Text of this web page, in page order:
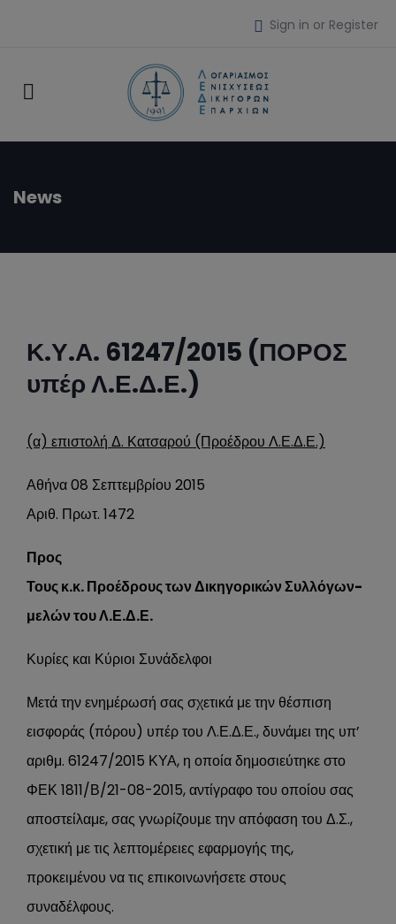
Sign in or Register
News
Κ.Υ.Α. 61247/2015 (ΠΟΡΟΣ
υπέρ Λ.Ε.Δ.Ε.)
(α) επιστολή Δ. Κατσαρού (Προέδρου Λ.Ε.Δ.Ε.)
Αθήνα 08 Σεπτεμβρίου 2015
Αριθ. Πρωτ. 1472
Προς
Τους κ.κ. Προέδρους των Δικηγορικών Συλλόγων-
μελών του Λ.Ε.Δ.Ε.
Κυρίες και Κύριοι Συνάδελφοι
Μετά την ενημέρωσή σας σχετικά με την θέσπιση
εισφοράς (πόρου) υπέρ του Λ.Ε.Δ.Ε., δυνάμει της υπ’
αριθμ. 61247/2015 ΚΥΑ, η οποία δημοσιεύτηκε στο
ΦΕΚ 1811/Β/21-08-2015, αντίγραφο του οποίου σας
αποστείλαμε, σας γνωρίζουμε την απόφαση του Δ.Σ.,
σχετική με τις λεπτομέρειες εφαρμογής της,
προκειμένου να τις επικοινωνήσετε στους
συναδέλφους.